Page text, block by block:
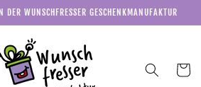
DER WUNSCHFRESSER GESCHENKMANUFAKTUR